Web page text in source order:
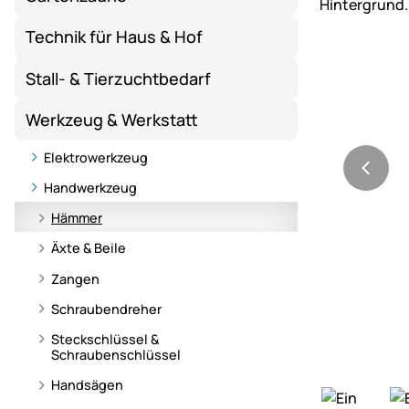
Technik für Haus & Hof
Stall- & Tierzuchtbedarf
Werkzeug & Werkstatt
Elektrowerkzeug
Handwerkzeug
Hämmer
Äxte & Beile
Zangen
Schraubendreher
Steckschlüssel &
Schraubenschlüssel
Handsägen